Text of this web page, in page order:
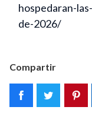
hospedaran-
de-2026/
Compartir